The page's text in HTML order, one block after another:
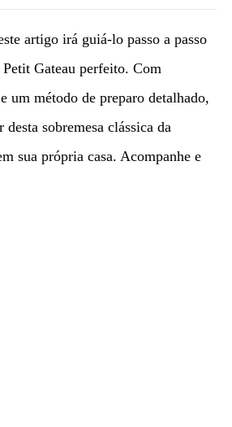
artigo irá guiá-lo passo a passo
Gateau perfeito. Com
um método de preparo detalhado,
sobremesa clássica da
sua própria casa. Acompanhe e